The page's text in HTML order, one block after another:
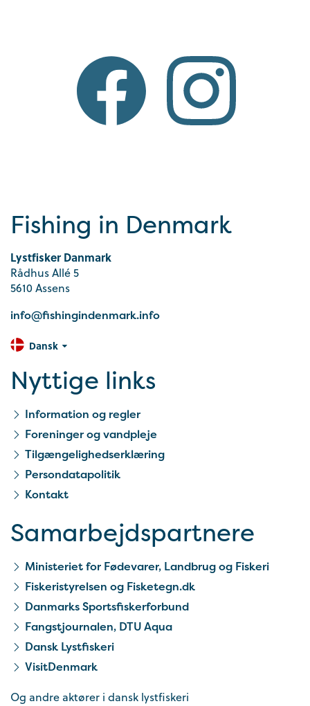
Fishing in Denmark
Lystfisker Danmark
Rådhus Allé 5
5610 Assens
info@fishingindenmark.info
Dansk
Nyttige links
Information og regler
Foreninger og vandpleje
Tilgængelighedserklæring
Persondatapolitik
Kontakt
Samarbejds­partnere
Ministeriet for Fødevarer, Landbrug og Fiskeri
Fiskeristyrelsen og Fisketegn.dk
Danmarks Sportsfiskerforbund
Fangstjournalen, DTU Aqua
Dansk Lystfiskeri
VisitDenmark
Og andre aktører i dansk lystfiskeri